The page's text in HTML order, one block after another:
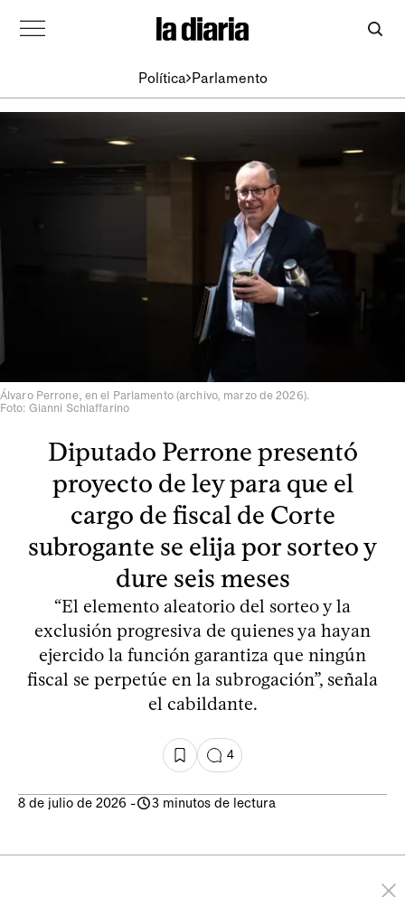
Política Parlamento
Álvaro Perrone, en el Parlamento (archivo, marzo de 2026).
Foto: Gianni Schiaffarino
Diputado Perrone presentó
proyecto de ley para que el
cargo de fiscal de Corte
subrogante se elija por sorteo y
dure seis meses
“El elemento aleatorio del sorteo y la
exclusión progresiva de quienes ya hayan
ejercido la función garantiza que ningún
fiscal se perpetúe en la subrogación”, señala
el cabildante.
4
8 de julio de 2026 - 3 minutos de lectura